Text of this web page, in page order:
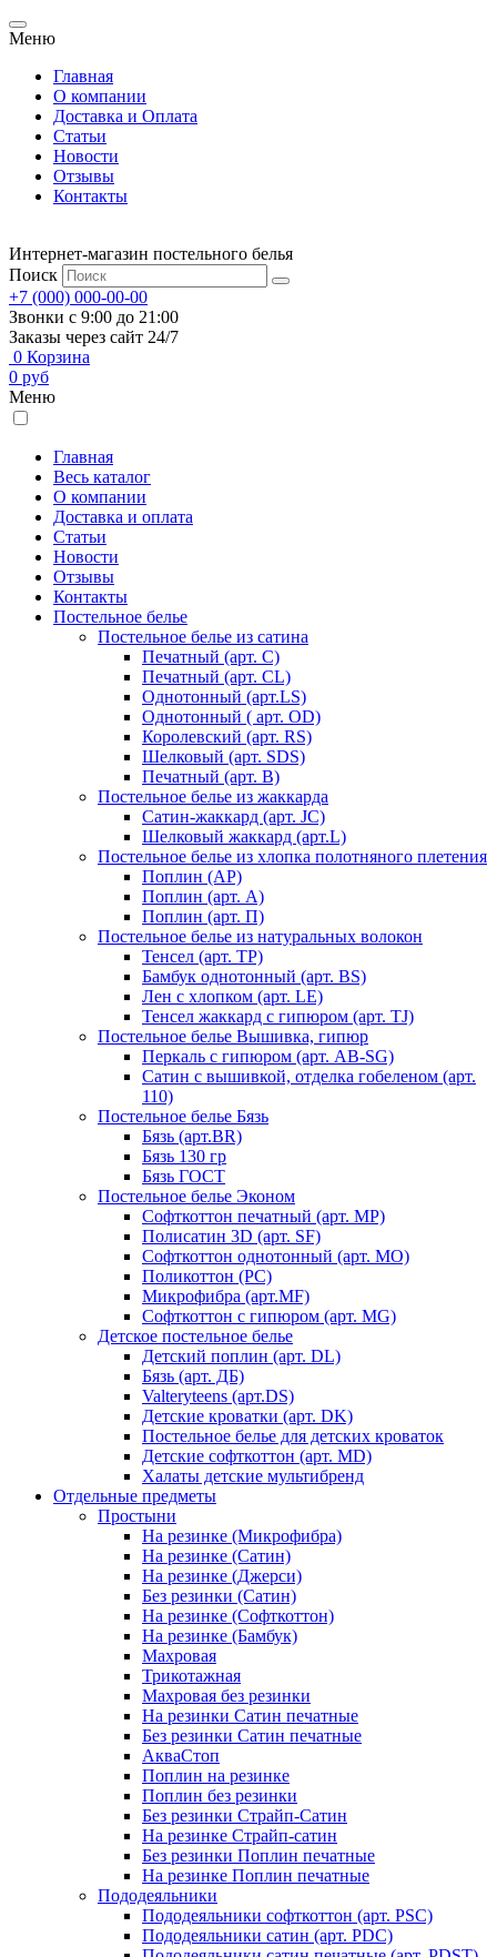
Меню
Главная
О компании
Доставка и Оплата
Статьи
Новости
Отзывы
Контакты
Интернет-магазин постельного белья
Поиск
+7 (000) 000-00-00
Звонки с 9:00 до 21:00
Заказы через сайт 24/7
0 Корзина
0 руб
Меню
Главная
Весь каталог
О компании
Доставка и оплата
Статьи
Новости
Отзывы
Контакты
Постельное белье
Постельное белье из сатина
Печатный (арт. С)
Печатный (арт. СL)
Однотонный (арт.LS)
Однотонный ( арт. OD)
Королевский (арт. RS)
Шелковый (арт. SDS)
Печатный (арт. В)
Постельное белье из жаккарда
Сатин-жаккард (арт. JC)
Шелковый жаккард (арт.L)
Постельное белье из хлопка полотняного плетения
Поплин (AP)
Поплин (арт. А)
Поплин (арт. П)
Постельное белье из натуральных волокон
Тенсел (арт. ТР)
Бамбук однотонный (арт. BS)
Лен с хлопком (арт. LE)
Тенсел жаккард с гипюром (арт. TJ)
Постельное белье Вышивка, гипюр
Перкаль с гипюром (арт. AB-SG)
Сатин с вышивкой, отделка гобеленом (арт.
110)
Постельное белье Бязь
Бязь (арт.BR)
Бязь 130 гр
Бязь ГОСТ
Постельное белье Эконом
Софткоттон печатный (арт. MР)
Полисатин 3D (арт. SF)
Софткоттон однотонный (арт. MO)
Поликоттон (PC)
Микрофибра (арт.MF)
Софткоттон с гипюром (арт. MG)
Детское постельное белье
Детский поплин (арт. DL)
Бязь (арт. ДБ)
Valteryteens (арт.DS)
Детские кроватки (арт. DK)
Постельное белье для детских кроваток
Детские софткоттон (арт. MD)
Халаты детские мультибренд
Отдельные предметы
Простыни
На резинке (Микрофибра)
На резинке (Сатин)
На резинке (Джерси)
Без резинки (Сатин)
На резинке (Софткоттон)
На резинке (Бамбук)
Махровая
Трикотажная
Махровая без резинки
На резинки Сатин печатные
Без резинки Сатин печатные
АкваСтоп
Поплин на резинке
Поплин без резинки
Без резинки Страйп-Сатин
На резинке Страйп-сатин
Без резинки Поплин печатные
На резинке Поплин печатные
Пододеяльники
Пододеяльники софткоттон (арт. PSC)
Пододеяльники сатин (арт. PDC)